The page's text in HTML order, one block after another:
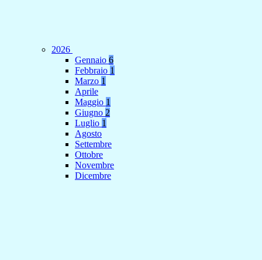
2026
Gennaio 6
Febbraio 1
Marzo 1
Aprile
Maggio 1
Giugno 2
Luglio 1
Agosto
Settembre
Ottobre
Novembre
Dicembre